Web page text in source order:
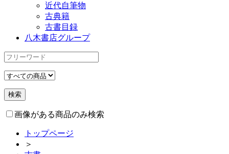
近代自筆物
古典籍
古書目録
八木書店グループ
画像がある商品のみ検索
トップページ
＞